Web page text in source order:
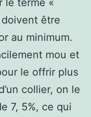
être
au minimum.
mou et
le offrir plus
collier, on le
7, 5%, ce qui